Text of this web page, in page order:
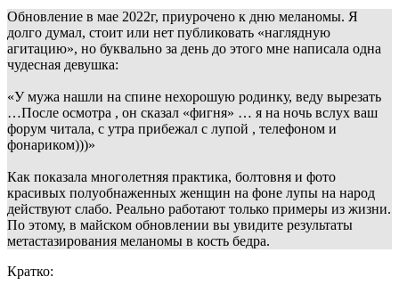
Обновление в мае 2022г, приурочено к дню меланомы. Я
долго думал, стоит или нет публиковать «наглядную
агитацию», но буквально за день до этого мне написала одна
чудесная девушка:
«У мужа нашли на спине нехорошую родинку, веду вырезать
…После осмотра , он сказал «фигня» … я на ночь вслух ваш
форум читала, с утра прибежал с лупой , телефоном и
фонариком)))»
Как показала многолетняя практика, болтовня и фото
красивых полуобнаженных женщин на фоне лупы на народ
действуют слабо. Реально работают только примеры из жизни.
По этому, в майском обновлении вы увидите результаты
метастазирования меланомы в кость бедра.
Кратко: